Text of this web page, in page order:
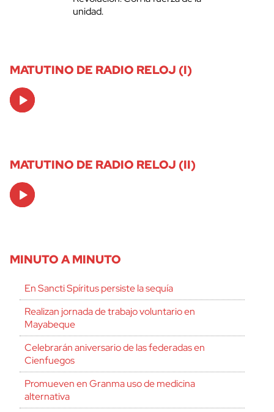
unidad.
MATUTINO DE RADIO RELOJ (I)
Audio
Player
MATUTINO DE RADIO RELOJ (II)
Audio
Player
MINUTO A MINUTO
En Sancti Spíritus persiste la sequía
Realizan jornada de trabajo voluntario en
Mayabeque
Celebrarán aniversario de las federadas en
Cienfuegos
Promueven en Granma uso de medicina
alternativa